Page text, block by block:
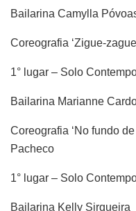
Bailarina Camylla
Coreografia ‘Zigue-
1° lugar – Solo
Bailarina Marianne
Coreografia ‘No fundo
Pacheco
1° lugar – Solo
Bailarina Kelly Sirqueira